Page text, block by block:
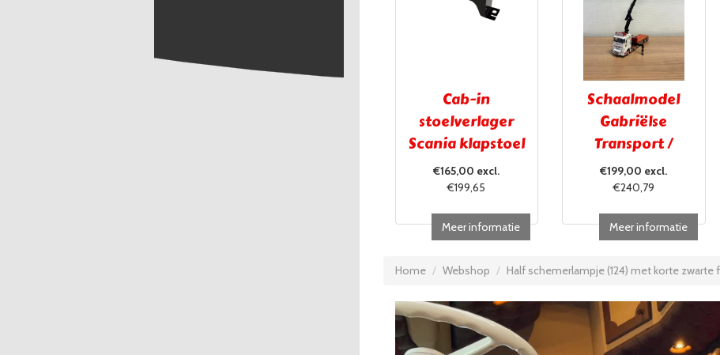
Cab-in
stoelverlager
Scania klapstoel
€165,00 excl.
€199,65
Meer informatie
Schaalmodel
Gabriëlse
Transport /
UITVERKOCHT!!!
€199,00 excl.
€240,79
Meer informatie
Home Webshop Half schemerlampje (124) met korte zwarte